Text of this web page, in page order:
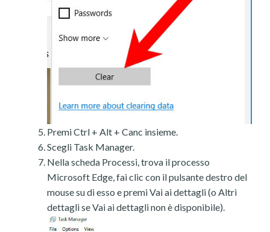
Premi Ctrl + Alt + Canc insieme.
Scegli Task Manager.
Nella scheda Processi, trova il processo
Microsoft Edge, fai clic con il pulsante destro del
mouse su di esso e premi Vai ai dettagli (o Altri
dettagli se Vai ai dettagli non è disponibile).